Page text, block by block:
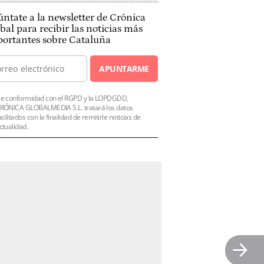
a la newsletter de Crónica
para recibir las noticias más
sobre Cataluña
APUNTARME
conformidad con el RGPD y la LOPDGDD,
GLOBALMEDIA S.L. tratará los datos
con la finalidad de remitirle noticias de